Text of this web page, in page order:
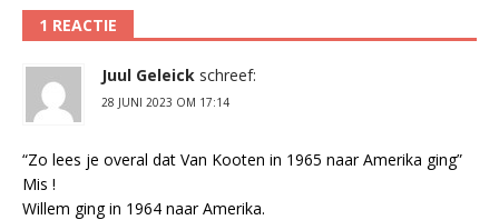
1 REACTIE
Juul Geleick schreef:
28 JUNI 2023 OM 17:14
“Zo lees je overal dat Van Kooten in 1965 naar Amerika ging”
Mis !
Willem ging in 1964 naar Amerika.